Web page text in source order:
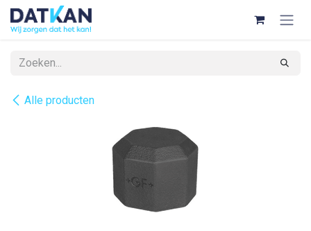
Overslaan naar inhoud
Alle producten